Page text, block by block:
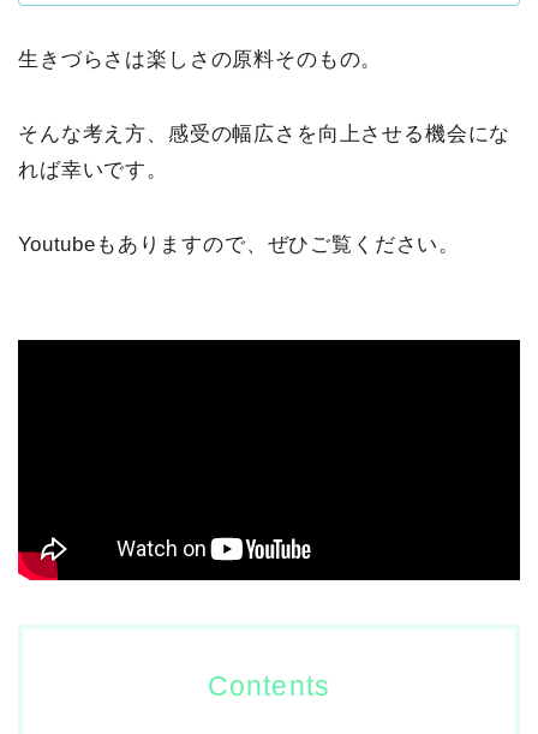
生きづらさは楽しさの原料そのもの。
そんな考え方、感受の幅広さを向上させる機会にな
れば幸いです。
Youtubeもありますので、ぜひご覧ください。
Contents